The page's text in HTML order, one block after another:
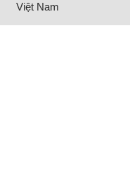
Việt Nam